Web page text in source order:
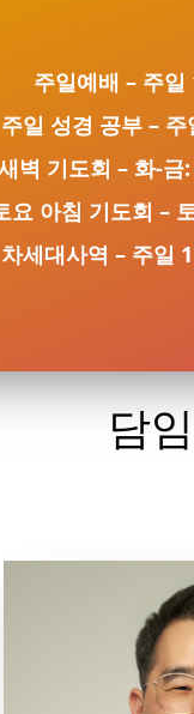
주일예배 – 주
주일 성경 공부 –
벽 기도회 – 화-
요 아침 기도회 –
차세대사역 – 주일
담